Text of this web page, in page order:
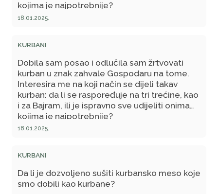
kojima je najpotrebnije?
18.01.2025.
KURBANI
Dobila sam posao i odlučila sam žrtvovati
kurban u znak zahvale Gospodaru na tome.
Interesira me na koji način se dijeli takav
kurban: da li se raspoređuje na tri trećine, kao
i za Bajram, ili je ispravno sve udijeliti onima
kojima je najpotrebnije?
18.01.2025.
KURBANI
Da li je dozvoljeno sušiti kurbansko meso koje
smo dobili kao kurbane?